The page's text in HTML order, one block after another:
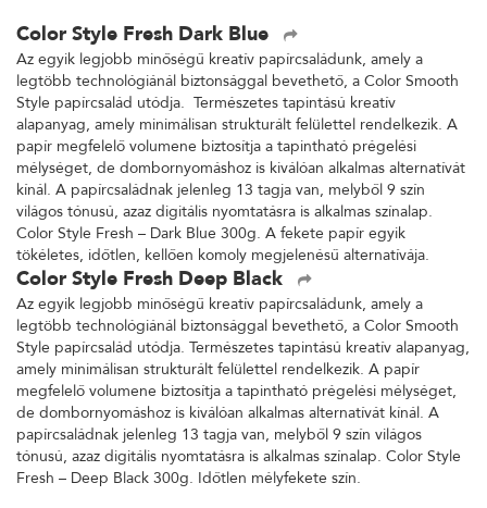
Color Style Fresh Dark Blue
Az egyik legjobb minőségű kreatív papírcsaládunk, amely a
legtöbb technológiánál biztonsággal bevethető, a Color Smooth
Style papírcsalád utódja. Természetes tapintású kreatív
alapanyag, amely minimálisan strukturált felülettel rendelkezik. A
papír megfelelő volumene biztosítja a tapintható prégelési
mélységet, de dombornyomáshoz is kiválóan alkalmas alternatívát
kínál. A papírcsaládnak jelenleg 13 tagja van, melyből 9 szín
világos tónusú, azaz digitális nyomtatásra is alkalmas színalap.
Color Style Fresh – Dark Blue 300g. A fekete papír egyik
tökéletes, időtlen, kellően komoly megjelenésű alternatívája.
Color Style Fresh Deep Black
Az egyik legjobb minőségű kreatív papírcsaládunk, amely a
legtöbb technológiánál biztonsággal bevethető, a Color Smooth
Style papírcsalád utódja. Természetes tapintású kreatív alapanyag,
amely minimálisan strukturált felülettel rendelkezik. A papír
megfelelő volumene biztosítja a tapintható prégelési mélységet,
de dombornyomáshoz is kiválóan alkalmas alternatívát kínál. A
papírcsaládnak jelenleg 13 tagja van, melyből 9 szín világos
tónusú, azaz digitális nyomtatásra is alkalmas színalap. Color Style
Fresh – Deep Black 300g. Időtlen mélyfekete szín.